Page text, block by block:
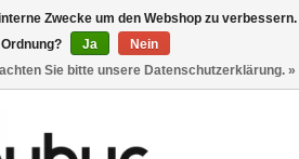
0 Artikel - CHF 0,00
Zwecke um den Webshop zu verbessern.
Ja
Nein
Sie bitte unsere Datenschutzerklärung. »